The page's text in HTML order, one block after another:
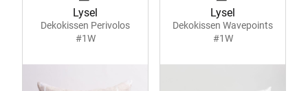
Lysel
Dekokissen Perivolos
#1W
Lysel
Dekokissen Wavepoints
#1W